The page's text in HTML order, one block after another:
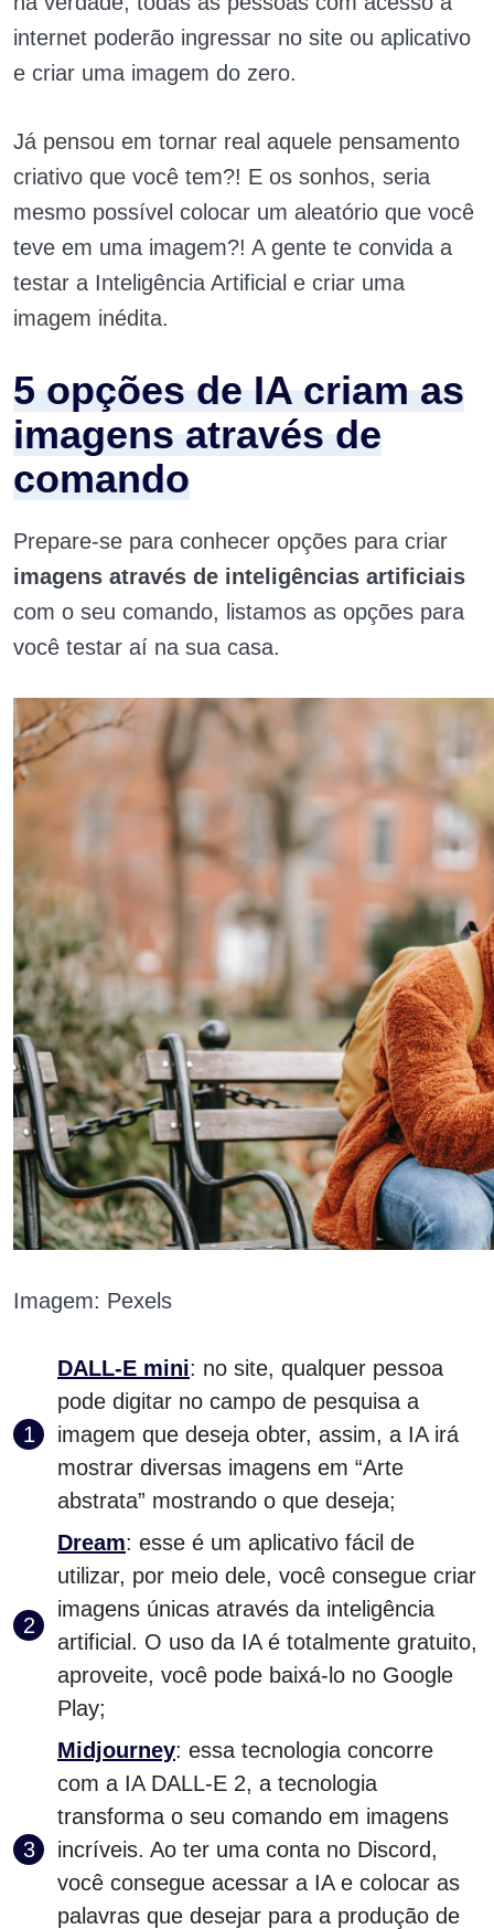
internet poderão ingressar no site ou aplicativo
e criar uma imagem do zero.
Já pensou em tornar real aquele pensamento
criativo que você tem?! E os sonhos, seria
mesmo possível colocar um aleatório que você
teve em uma imagem?! A gente te convida a
testar a Inteligência Artificial e criar uma
imagem inédita.
5 opções de IA criam as
imagens através de
comando
Prepare-se para conhecer opções para criar
imagens através de inteligências artificiais
com o seu comando, listamos as opções para
você testar aí na sua casa.
Imagem: Pexels
DALL-E mini: no site, qualquer pessoa
pode digitar no campo de pesquisa a
imagem que deseja obter, assim, a IA irá
mostrar diversas imagens em “Arte
abstrata” mostrando o que deseja;
Dream: esse é um aplicativo fácil de
utilizar, por meio dele, você consegue criar
imagens únicas através da inteligência
artificial. O uso da IA é totalmente gratuito,
aproveite, você pode baixá-lo no Google
Play;
Midjourney: essa tecnologia concorre
com a IA DALL-E 2, a tecnologia
transforma o seu comando em imagens
incríveis. Ao ter uma conta no Discord,
você consegue acessar a IA e colocar as
palavras que desejar para a produção de